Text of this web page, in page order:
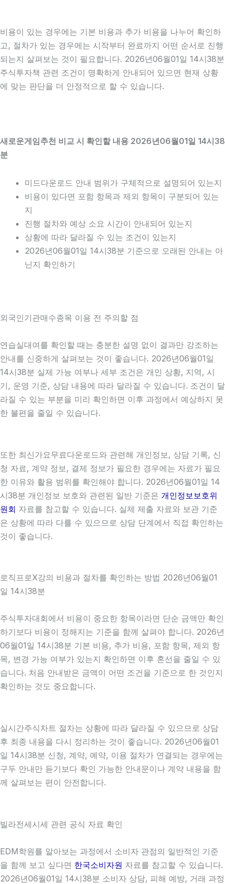
비용이 있는 경우에는 기본 비용과 추가 비용을 나누어 확인하
고, 절차가 있는 경우에는 시작부터 완료까지 어떤 순서로 진행
되는지 살펴보는 것이 필요합니다. 2026년06월01일 14시38분
주식투자책 관련 조건이 명확하게 안내되어 있으면 현재 상황
에 맞는 판단을 더 안정적으로 할 수 있습니다.
새로운게임추천 비교 시 확인할 내용 2026년06월01일 14시38
분
미드다운로드 안내 범위가 구체적으로 설명되어 있는지
비용이 있다면 포함 항목과 제외 항목이 구분되어 있는
지
진행 절차와 예상 소요 시간이 안내되어 있는지
상황에 따라 달라질 수 있는 조건이 있는지
2026년06월01일 14시38분 기준으로 오래된 안내는 아
닌지 확인하기
외국인기관매수종목 이용 전 주의할 점
연습실대여를 확인할 때는 충분한 설명 없이 결과만 강조하는
안내를 신중하게 살펴보는 것이 좋습니다. 2026년06월01일
14시38분 실제 가능 여부나 세부 조건은 개인 상황, 지역, 시
기, 운영 기준, 상담 내용에 따라 달라질 수 있습니다. 조건이 달
라질 수 있는 부분을 미리 확인하면 이후 과정에서 예상하지 못
한 불편을 줄일 수 있습니다.
또한 최신가요무료다운로드와 관련해 개인정보, 상담 기록, 신
청 자료, 계약 정보, 결제 정보가 필요한 경우에는 자료가 필요
한 이유와 활용 범위를 확인해야 합니다. 2026년06월01일 14
시38분 개인정보 보호와 관련된 일반 기준은 개인정보보호위
원회 자료를 참고할 수 있습니다. 실제 제출 자료와 보관 기준
은 상황에 따라 다를 수 있으므로 상담 단계에서 직접 확인하는
것이 좋습니다.
로직프로X강의 비용과 절차를 확인하는 방법 2026년06월01
일 14시38분
주식투자대회에서 비용이 중요한 항목이라면 단순 금액만 확인
하기보다 비용이 정해지는 기준을 함께 살펴야 합니다. 2026년
06월01일 14시38분 기본 비용, 추가 비용, 포함 항목, 제외 항
목, 변경 가능 여부가 있는지 확인하면 이후 혼선을 줄일 수 있
습니다. 처음 안내받은 금액이 어떤 조건을 기준으로 한 것인지
확인하는 것도 중요합니다.
실시간주식차트 절차는 상황에 따라 달라질 수 있으므로 상담
후 최종 내용을 다시 정리하는 것이 좋습니다. 2026년06월01
일 14시38분 신청, 계약, 예약, 이용 절차가 연결되는 경우에는
구두 안내만 듣기보다 확인 가능한 안내문이나 계약 내용을 함
께 살펴보는 편이 안전합니다.
빌라전세시세 관련 공식 자료 확인
EDM학원를 알아보는 과정에서 소비자 관점의 일반적인 기준
을 함께 보고 싶다면 한국소비자원 자료를 참고할 수 있습니다.
2026년06월01일 14시38분 소비자 상담, 피해 예방, 거래 과정